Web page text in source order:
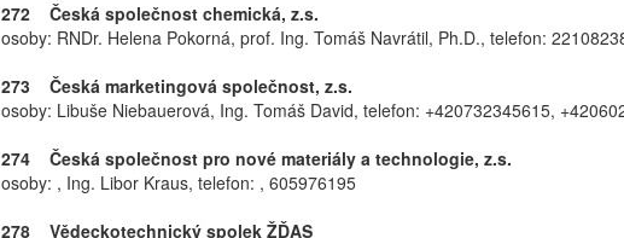
272 Česká společnost chemická, z.s.
osoby: RNDr. Helena Pokorná, prof. Ing. Tomáš Navrátil, Ph.D., telefon:
273 Česká marketingová společnost, z.s.
osoby: Libuše Niebauerová, Ing. Tomáš David, telefon: +420732345615,
274 Česká společnost pro nové materiály a technologie, z.s.
osoby: , Ing. Libor Kraus, telefon: , 605976195
278 Vědeckotechnický spolek ŽĎAS